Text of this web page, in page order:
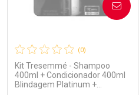
(0)
Kit Tresemmé - Shampoo
400ml + Condicionador 400ml
Blindagem Platinum +
AVISE-ME